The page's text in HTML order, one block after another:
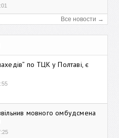
Все новости →
по ТЦК у Полтаві, є
мовного омбудсмена